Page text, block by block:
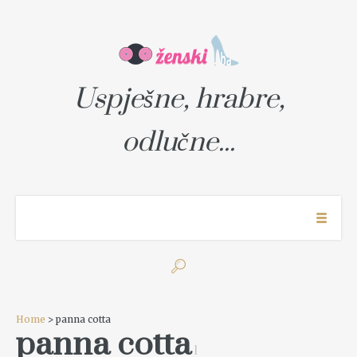
Uspješne, hrabre,
odlučne...
Home > panna cotta
panna cotta1